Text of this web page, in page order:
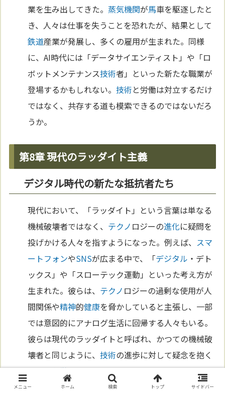
業を生み出してきた。 蒸気機関が馬車を駆逐したと
き、人々は仕事を失うことを恐れたが、結果として
鉄道産業が発展し、多くの雇用が生まれた。同様
に、AI時代には「データサイエンティスト」や「ロ
ボットメンテナンス技術者」といった新たな職業が
登場するかもしれない。技術と労働は対立するだけ
ではなく、共存する道も模索できるのではないだろ
うか。
第8章 現代のラッダイト主義
デジタル時代の新たな抵抗者たち
現代において、「ラッダイト」という言葉は単なる
機械破壊者ではなく、 テクノ ロジーの進化に疑問を
投げかける人々を指すようになった。例えば、 スマ
ートフォンやSNSが広まる中で、「デジタル ・デト
ックス」や「スローテック運動」といった考え方が
生まれた。彼らは、 テクノ ロジーの過剰な使用が人
間関係や精神的健康を脅かしていると主張し、一部
では意図的にアナログ生活に回帰する人々もいる。
彼らは現代のラッダイトと呼ばれ、かつての機械破
壊者と同じように、技術の進歩に対して疑念を抱く
人々の象徴となっている。
メニュー ホーム 検索 トップ サイドバー